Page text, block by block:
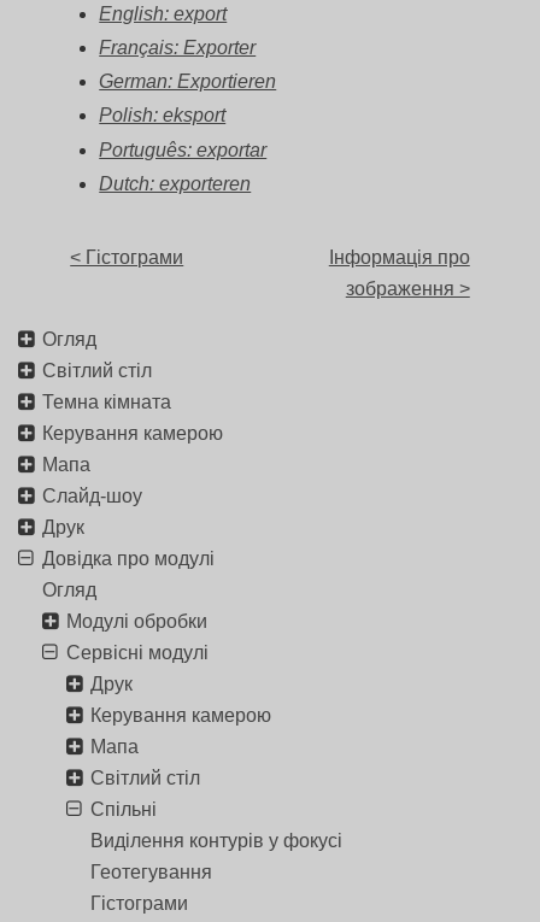
English: export
Français: Exporter
German: Exportieren
Polish: eksport
Português: exportar
Dutch: exporteren
< Гістограми
Інформація про
зображення >
Огляд
Світлий стіл
Темна кімната
Керування камерою
Мапа
Слайд-шоу
Друк
Довідка про модулі
Огляд
Модулі обробки
Сервісні модулі
Друк
Керування камерою
Мапа
Світлий стіл
Спільні
Виділення контурів у фокусі
Геотегування
Гістограми